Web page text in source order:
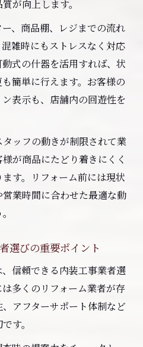
力的に見せる秘訣
的な小規模店舗を実現す
ォームで高級感を生む工
者選びで大切な視点とは
間を支えるリフォーム実
が向上します。
、商品棚、レジまでの流れ
雑時にもストレスなく対応
式の什器を活用すれば、状
簡単に行えます。お客様の
表示も、店舗内の回遊性を
ッフの動きが制限されて業
が商品にたどり着きにくく
す。リフォーム前には現状
業時間に合わせた最適な動
選びの重要ポイント
信頼できる内装工事業者選
多くのリフォーム業者が存
アフターサポート体制など
す。